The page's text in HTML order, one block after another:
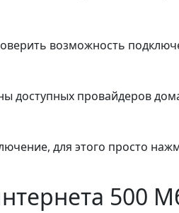
возможность
доступных провайдеров
для этого просто
500